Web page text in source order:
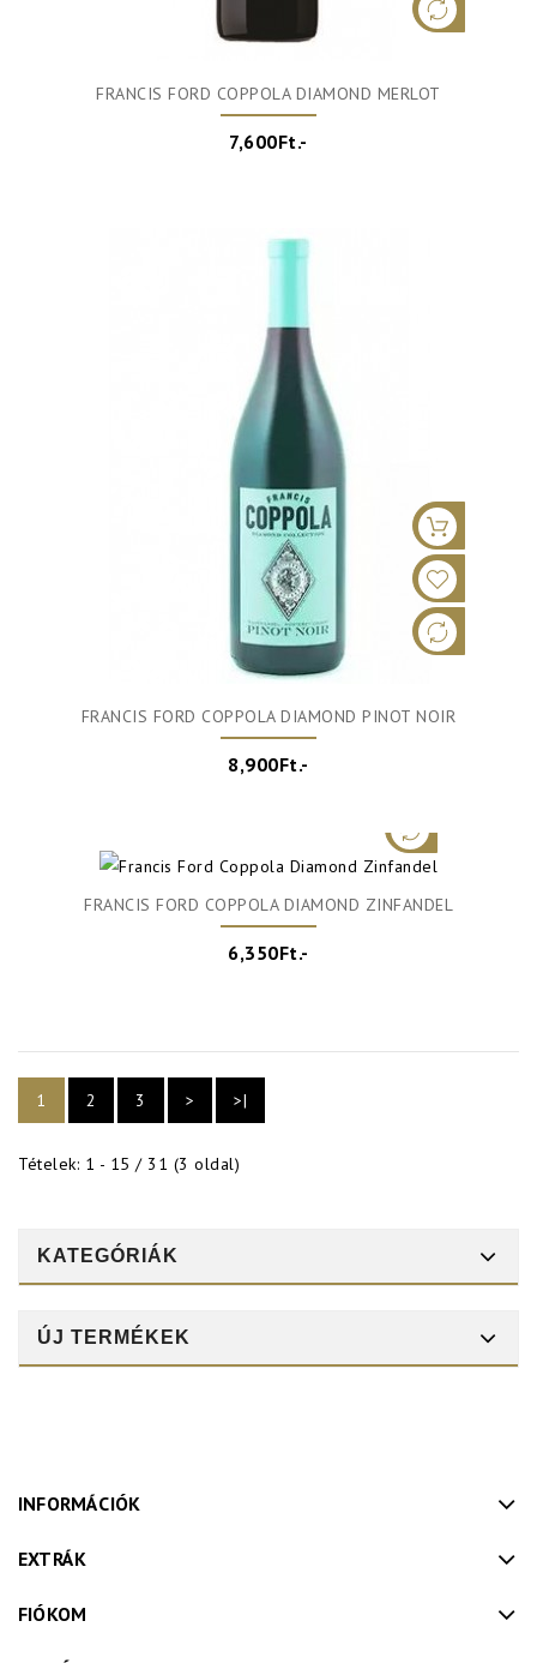
FRANCIS FORD COPPOLA DIAMOND MERLOT
7,600Ft.-
FRANCIS FORD COPPOLA DIAMOND PINOT NOIR
8,900Ft.-
FRANCIS FORD COPPOLA DIAMOND ZINFANDEL
6,350Ft.-
1 2 3 > >|
Tételek: 1 - 15 / 31 (3 oldal)
KATEGÓRIÁK
ÚJ TERMÉKEK
INFORMÁCIÓK
EXTRÁK
FIÓKOM